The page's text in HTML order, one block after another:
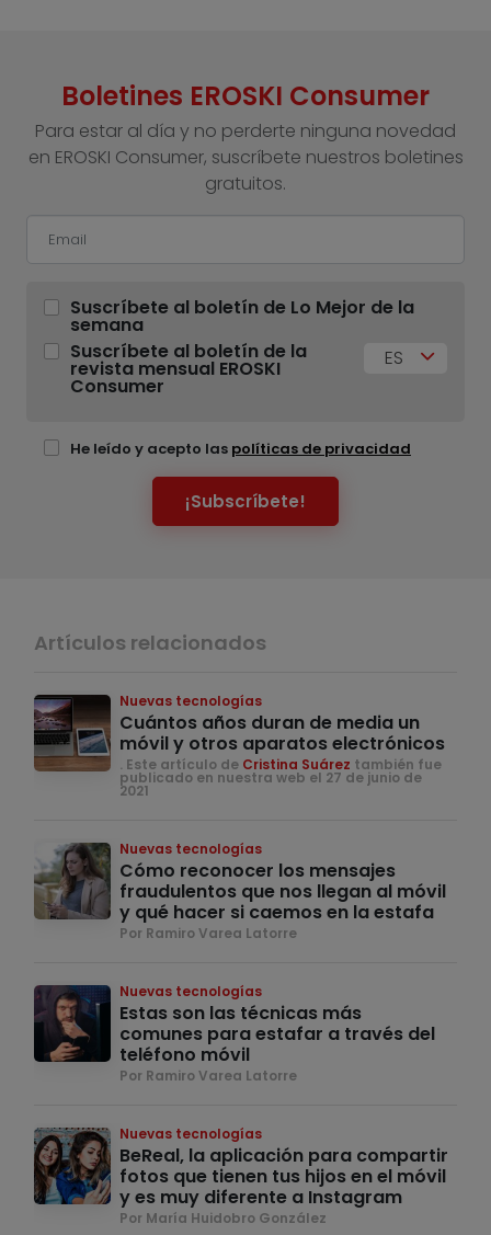
Boletines EROSKI Consumer
Para estar al día y no perderte ninguna novedad
en EROSKI Consumer, suscríbete nuestros boletines
gratuitos.
Suscríbete al boletín de Lo Mejor de la
semana
Suscríbete al boletín de la
revista mensual EROSKI
Consumer
ES
He leído y acepto las políticas de privacidad
¡Subscríbete!
Artículos relacionados
Nuevas tecnologías
Cuántos años duran de media un
móvil y otros aparatos electrónicos
. Este artículo de Cristina Suárez también fue
publicado en nuestra web el 27 de junio de
2021
Nuevas tecnologías
Cómo reconocer los mensajes
fraudulentos que nos llegan al móvil
y qué hacer si caemos en la estafa
Por Ramiro Varea Latorre
Nuevas tecnologías
Estas son las técnicas más
comunes para estafar a través del
teléfono móvil
Por Ramiro Varea Latorre
Nuevas tecnologías
BeReal, la aplicación para compartir
fotos que tienen tus hijos en el móvil
y es muy diferente a Instagram
Por María Huidobro González